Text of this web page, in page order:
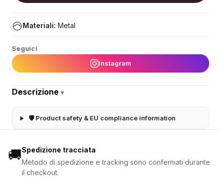
Materiali: Metal
Seguici
Instagram
Descrizione ▾
🛡 Product safety & EU compliance information
🚚Spedizione tracciata
Metodo di spedizione e tracking sono confermati durante
il checkout.